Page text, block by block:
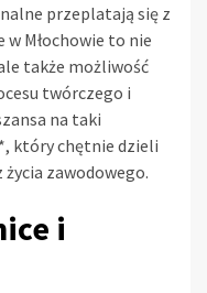
przeplatają się z
Młochowie to nie
także możliwość
twórczego i
na taki
który chętnie dzieli
zawodowego.
i